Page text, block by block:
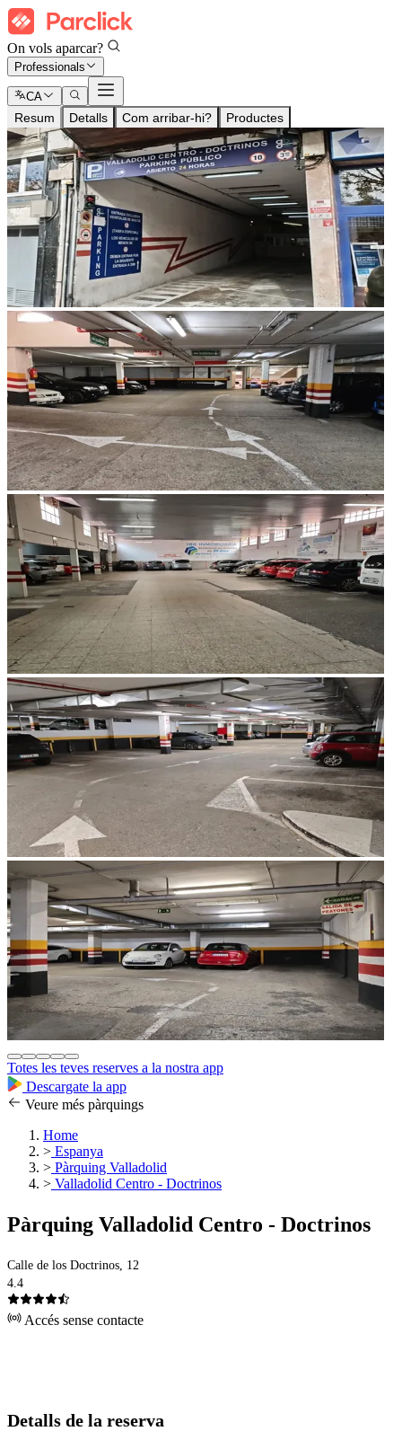
On vols aparcar?
Professionals
CA
Resum Detalls Com arribar-hi? Productes
Totes les teves reserves a la nostra app
Descargate la app
Veure més pàrquings
Home
> Espanya
> Pàrquing Valladolid
> Valladolid Centro - Doctrinos
Pàrquing Valladolid Centro - Doctrinos
Calle de los Doctrinos, 12
4.4
Accés sense contacte
Detalls de la reserva